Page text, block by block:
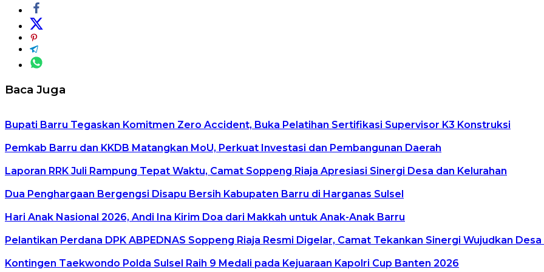
Baca Juga
Bupati Barru Tegaskan Komitmen Zero Accident, Buka Pelatihan Sertifikasi Supervisor K3 Konstruksi
Pemkab Barru dan KKDB Matangkan MoU, Perkuat Investasi dan Pembangunan Daerah
Laporan RRK Juli Rampung Tepat Waktu, Camat Soppeng Riaja Apresiasi Sinergi Desa dan Kelurahan
Dua Penghargaan Bergengsi Disapu Bersih Kabupaten Barru di Harganas Sulsel
Hari Anak Nasional 2026, Andi Ina Kirim Doa dari Makkah untuk Anak-Anak Barru
Pelantikan Perdana DPK ABPEDNAS Soppeng Riaja Resmi Digelar, Camat Tekankan Sinergi Wujudkan Desa
Kontingen Taekwondo Polda Sulsel Raih 9 Medali pada Kejuaraan Kapolri Cup Banten 2026